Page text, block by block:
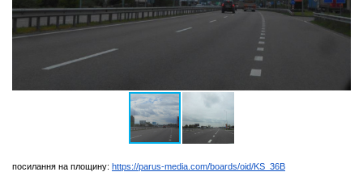
посилання на площину: https://parus-media.com/boards/oid/KS_36B